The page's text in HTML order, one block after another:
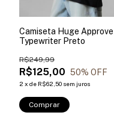
Camiseta Huge Approve
Typewriter Preto
R$125,00
R$249,99
50% OFF
2 x de R$62,50 sem juros
Comprar